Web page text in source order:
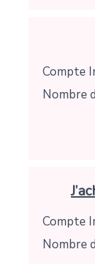
Compte
Nombre
Compte
Nombre